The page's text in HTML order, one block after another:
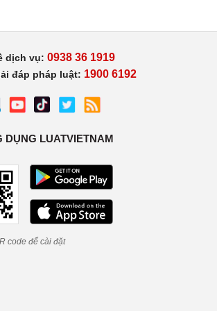
dịch vụ: 0938 36 1919
đáp pháp luật: 1900 6192
DỤNG LUATVIETNAM
code để cài đặt